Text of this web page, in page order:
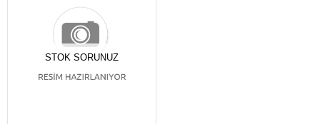
STOK SORUNUZ